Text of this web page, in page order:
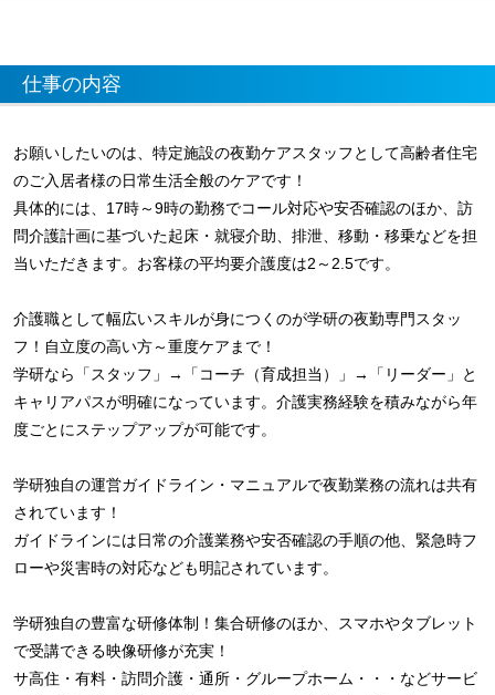
仕事の内容
お願いしたいのは、特定施設の夜勤ケアスタッフとして高齢者住宅
のご入居者様の日常生活全般のケアです！
具体的には、17時～9時の勤務でコール対応や安否確認のほか、訪
問介護計画に基づいた起床・就寝介助、排泄、移動・移乗などを担
当いただきます。お客様の平均要介護度は2～2.5です。
介護職として幅広いスキルが身につくのが学研の夜勤専門スタッ
フ！自立度の高い方～重度ケアまで！
学研なら「スタッフ」→「コーチ（育成担当）」→「リーダー」と
キャリアパスが明確になっています。介護実務経験を積みながら年
度ごとにステップアップが可能です。
学研独自の運営ガイドライン・マニュアルで夜勤業務の流れは共有
されています！
ガイドラインには日常の介護業務や安否確認の手順の他、緊急時フ
ローや災害時の対応なども明記されています。
学研独自の豊富な研修体制！集合研修のほか、スマホやタブレット
で受講できる映像研修が充実！
サ高住・有料・訪問介護・通所・グループホーム・・・などサービ